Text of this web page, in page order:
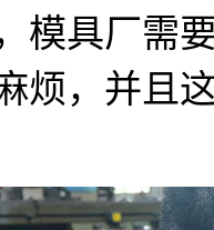
模具厂需
烦，并且